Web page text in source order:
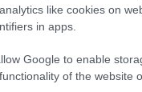
like cookies on
in apps.
Google to enable
of the website